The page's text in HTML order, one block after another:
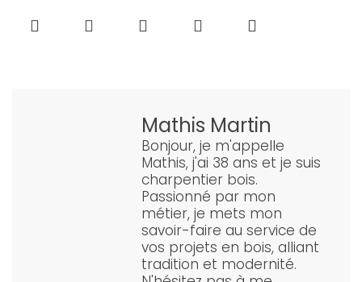
Mathis Martin
Bonjour, je m'appelle
Mathis, j'ai 38 ans et je suis
charpentier bois.
Passionné par mon
métier, je mets mon
savoir-faire au service de
vos projets en bois, alliant
tradition et modernité.